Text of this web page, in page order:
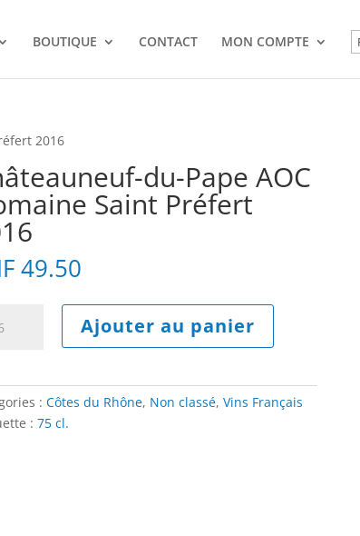
BOUTIQUE CONTACT MON COMPTE
2016
du-Pape AOC
Saint Préfert
49.50
Ajouter au panier
r
:Côtes du Rhône, Non classé,Vins Français
:75 cl.